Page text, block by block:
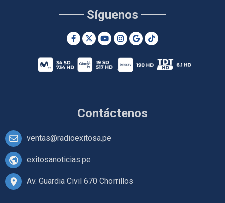
Contáctenos
ventas@radioexitosa.pe
exitosanoticias.pe
Av. Guardia Civil 670 Chorrillos
Síguenos